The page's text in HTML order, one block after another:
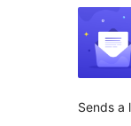
Sends a